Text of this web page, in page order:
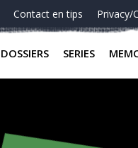
Contact en tips Privacy/
DOSSIERS SERIES